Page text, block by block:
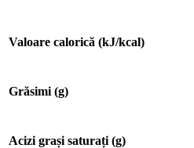
Valoare calorică (kJ/kcal)
Grăsimi (g)
Acizi grași saturați (g)